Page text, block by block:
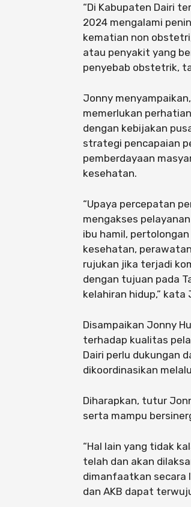
“Di Kabupaten Dairi
2024 mengalami
kematian non
atau penyakit yang
penyebab obstetrik,
Jonny
memerlukan
dengan kebijakan
strategi pencapaian
pemberdayaan
kesehatan.
“Upaya percepatan
mengakses
ibu hamil,
kesehatan,
rujukan jika terjadi
dengan tujuan pada
kelahiran hidup,”
Disampaikan Jonny
terhadap kualitas
Dairi perlu dukungan
dikoordinasikan
Diharapkan, tutur
serta mampu
“Hal lain yang tidak
telah dan akan
dimanfaatkan secara
dan AKB dapat